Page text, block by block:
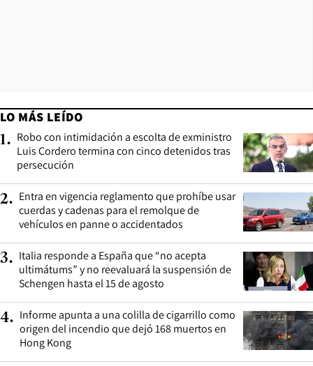
LO MÁS LEÍDO
1. Robo con intimidación a escolta de exministro
Luis Cordero termina con cinco detenidos tras
persecución
2. Entra en vigencia reglamento que prohíbe usar
cuerdas y cadenas para el remolque de
vehículos en panne o accidentados
3. Italia responde a España que “no acepta
ultimátums” y no reevaluará la suspensión de
Schengen hasta el 15 de agosto
4. Informe apunta a una colilla de cigarrillo como
origen del incendio que dejó 168 muertos en
Hong Kong